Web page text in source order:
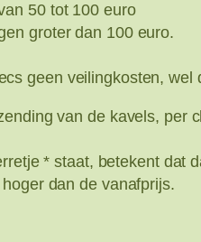
50 tot 100 euro
groter dan 100 euro.
geen veilingkosten,
van de kavels, per
* staat, betekent dat
dan de vanafprijs.